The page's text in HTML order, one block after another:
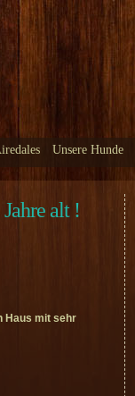
Unsere Hunde
alt !
Haus mit sehr